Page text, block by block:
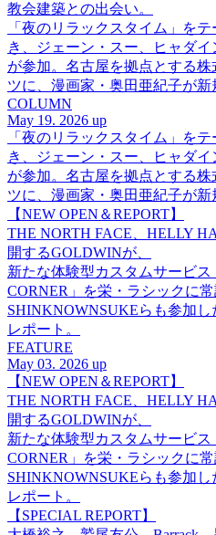
教会建築との出会い。
「夜のリラックスタイム」を
き、ジェーン・スー、ヒャダ
が参加。名古屋を拠点とする
ツに、漫画家・奥田亜紀子が新
COLUMN
May 19. 2026 up
「夜のリラックスタイム」を
き、ジェーン・スー、ヒャダ
が参加。名古屋を拠点とする
ツに、漫画家・奥田亜紀子が新
【NEW OPEN＆REPORT】
THE NORTH FACE、HELLY
開するGOLDWINが、
新たな体験型カスタムサービス
CORNER」を栄・ラシックに常
SHINKNOWNSUKEらも参加
レポート。
FEATURE
May 03. 2026 up
【NEW OPEN＆REPORT】
THE NORTH FACE、HELLY
開するGOLDWINが、
新たな体験型カスタムサービス
CORNER」を栄・ラシックに常
SHINKNOWNSUKEらも参加
レポート。
【SPECIAL REPORT】